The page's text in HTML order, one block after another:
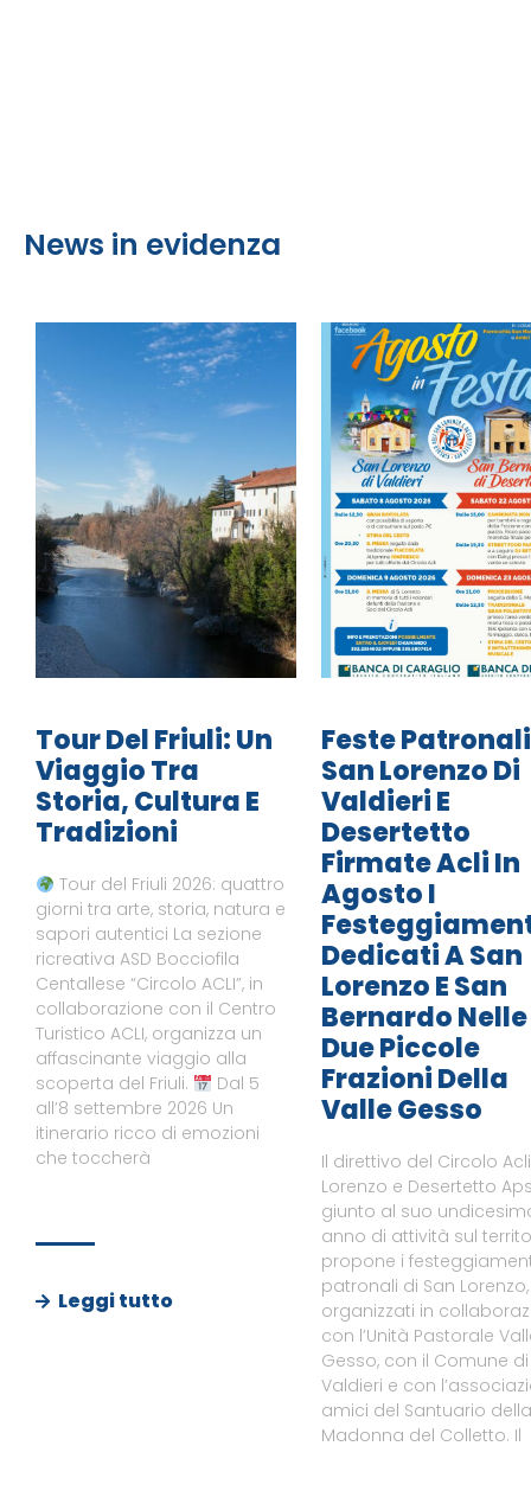
News in evidenza
Tour Del Friuli: Un
Viaggio Tra
Storia, Cultura E
Tradizioni
Tour del Friuli 2026: quattro
giorni tra arte, storia, natura e
sapori autentici La sezione
ricreativa ASD Bocciofila
Centallese “Circolo ACLI”, in
collaborazione con il Centro
Turistico ACLI, organizza un
affascinante viaggio alla
scoperta del Friuli.
Dal 5
all’8 settembre 2026 Un
itinerario ricco di emozioni
che toccherà
Leggi tutto
Feste
San Lorenzo Di
Valdieri E
Desertetto
Firmate Acli In
Agosto I
Dedicati A San
Lorenzo E San
Bernardo Nelle
Due Piccole
Frazioni Della
Valle Gesso
Il direttivo del Circolo
Lorenzo e Desertetto
giunto al suo
anno di attività sul
propone i
patronali di San Lorenzo,
organizzati in
con l’Unità Pastorale
Gesso, con il Comune di
Valdieri e con
amici del Santuario della
Madonna del Colletto. Il